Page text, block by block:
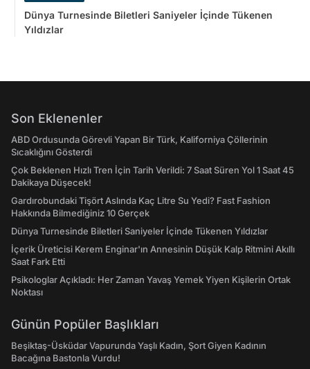
Dünya Turnesinde Biletleri Saniyeler İçinde Tükenen
Yıldızlar
Son Eklenenler
ABD Ordusunda Görevli Yapan Bir Türk, Kaliforniya Çöllerinin
Sıcaklığını Gösterdi
Çok Beklenen Hızlı Tren İçin Tarih Verildi: 7 Saat Süren Yol 1 Saat 45
Dakikaya Düşecek!
Gardırobundaki Tişört Aslında Kaç Litre Su Yedi? Fast Fashion
Hakkında Bilmediğiniz 10 Gerçek
Dünya Turnesinde Biletleri Saniyeler İçinde Tükenen Yıldızlar
İçerik Üreticisi Kerem Enginar'ın Annesinin Düşük Kalp Ritmini Akıllı
Saat Fark Etti
Psikologlar Açıkladı: Her Zaman Yavaş Yemek Yiyen Kişilerin Ortak
Noktası
Günün Popüler Başlıkları
Beşiktaş-Üsküdar Vapurunda Yaşlı Kadın, Şort Giyen Kadının
Bacağına Bastonla Vurdu!